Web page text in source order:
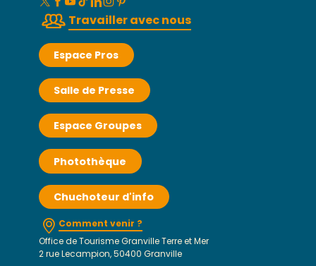
Travailler avec nous
Espace Pros
Salle de Presse
Espace Groupes
Photothèque
Chuchoteur d'info
Comment venir ?
Office de Tourisme Granville Terre et Mer
2 rue Lecampion, 50400 Granville